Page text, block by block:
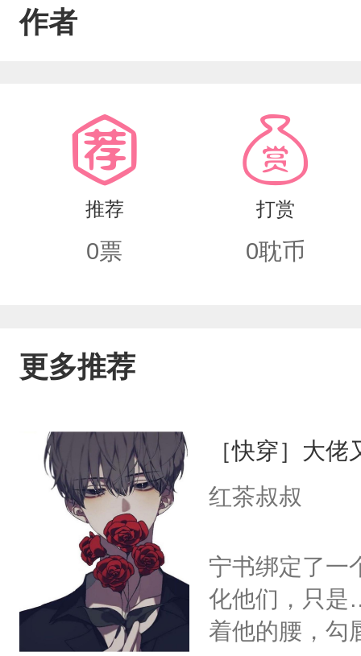
孩。“我脏，我不配和你在一起。”“你
作者
推荐
0票
打赏
0耽币
更多推荐
［快穿］大
红茶叔叔
宁书绑定了一
化他们，只是
着他的腰，勾